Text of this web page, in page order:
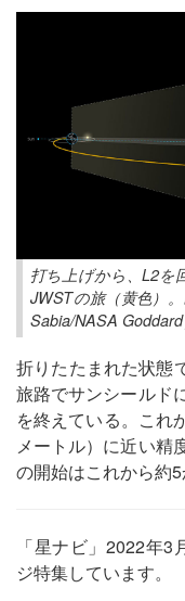
打ち上げから、L2を
JWSTの旅（黄色）
Sabia/NASA Goddard
折りたたまれた状態
旅路でサンシールド
を終えている。これ
メートル）に近い精
の開始はこれから約5
「星ナビ」2022年
ジ特集しています。